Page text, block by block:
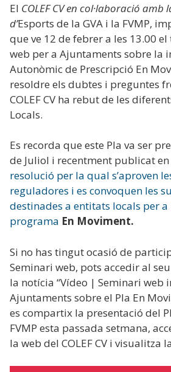
El COLEF CV en col·laboració amb
d’Esports de la GVA i la FVMP,
que ve 12 de febrer a les 13.00
web per a Ajuntaments sobre la
Autonòmic de Prescripció En
resoldre els dubtes i preguntes
COLEF CV ha rebut de les
Locals.
Es recorda que este Pla va ser
de Juliol i recentment publicat en
resolució per la qual s’aproven
reguladores i es convoquen les
destinades a entitats locals per a
programa En Moviment.
Si no has tingut ocasió de
Seminari web, pots accedir al
la notícia “Vídeo | Seminari web
Ajuntaments sobre el Pla En
es compartix la presentació del
FVMP esta passada setmana,
la web del COLEF CV i visualitza